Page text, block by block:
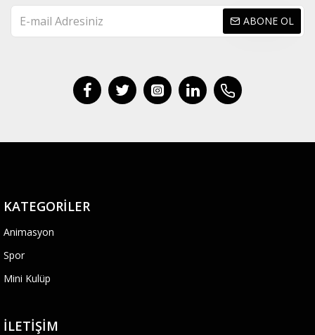
ABONE OL
KATEGORILER
Animasyon
Spor
Mini Kulüp
İLETIŞIM